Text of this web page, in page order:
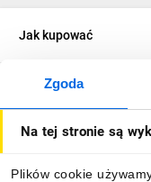
Zgoda
Na tej stronie są
Plików cookie
Jak kupować
O firmie